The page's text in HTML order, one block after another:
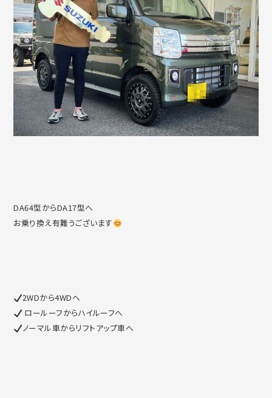
DA64型からDA17型へ
お乗り換え有難うございます
2WDから4WDへ
ロールーフからハイルーフへ
ノーマル車からリフトアップ車へ